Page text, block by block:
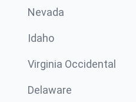
Nevada
Idaho
Virginia Occidental
Delaware